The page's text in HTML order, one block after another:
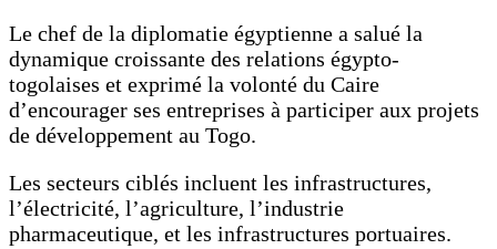
Le chef de la diplomatie égyptienne a salué la
dynamique croissante des relations égypto-
togolaises et exprimé la volonté du Caire
d’encourager ses entreprises à participer aux projets
de développement au Togo.
Les secteurs ciblés incluent les infrastructures,
l’électricité, l’agriculture, l’industrie
pharmaceutique, et les infrastructures portuaires.